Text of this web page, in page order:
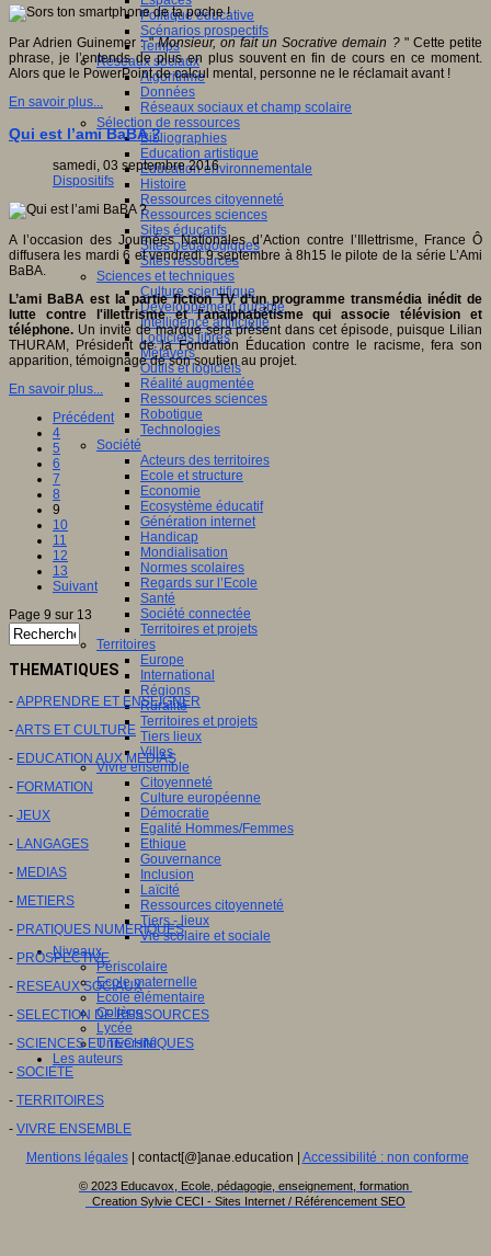
Politique éducative
Scénarios prospectifs
Temps
Réseaux sociaux
Algorithme
Données
Réseaux sociaux et champ scolaire
Sélection de ressources
Bibliographies
Education artistique
Education environnementale
Histoire
Ressources citoyenneté
Ressources sciences
Sites éducatifs
Sites pédagogiques
Sites ressources
Sciences et techniques
Culture scientifique
Développement durable
Intelligence artificielle
Logiciels libres
Métavers
Outils et logiciels
Réalité augmentée
Ressources sciences
Robotique
Technologies
Société
Acteurs des territoires
Ecole et structure
Economie
Ecosystème éducatif
Génération internet
Handicap
Mondialisation
Normes scolaires
Regards sur l’Ecole
Santé
Société connectée
Territoires et projets
Territoires
Europe
International
Régions
Ruralité
Territoires et projets
Tiers lieux
Villes
Vivre ensemble
Citoyenneté
Culture européenne
Démocratie
Egalité Hommes/Femmes
Ethique
Gouvernance
Inclusion
Laïcité
Ressources citoyenneté
Tiers - lieux
Vie scolaire et sociale
Niveaux
Périscolaire
Ecole maternelle
Ecole élémentaire
Collège
Lycée
Université
Les auteurs
Par Adrien Guinemer : "Monsieur, on fait un Socrative demain ?" Cette petite
phrase, je l’entends de plus en plus souvent en fin de cours en ce moment.
Alors que le PowerPoint de calcul mental, personne ne le réclamait avant !
En savoir plus...
Qui est l’ami BaBA ?
samedi, 03 septembre 2016
Dispositifs
A l’occasion des Journées Nationales d’Action contre l’Illettrisme, France Ô
diffusera les mardi 6 et vendredi 9 septembre à 8h15 le pilote de la série L’Ami
BaBA.
L’ami BaBA est la partie fiction TV d’un programme transmédia inédit de
lutte contre l'illettrisme et l'analphabétisme qui associe télévision et
téléphone. Un invité de marque sera présent dans cet épisode, puisque Lilian
THURAM, Président de la Fondation Éducation contre le racisme, fera son
apparition, témoignage de son soutien au projet.
En savoir plus...
Précédent
4
5
6
7
8
9
10
11
12
13
Suivant
Page 9 sur 13
THEMATIQUES
- APPRENDRE ET ENSEIGNER
-ARTS ET CULTURE
- EDUCATION AUX MEDIAS
- FORMATION
- JEUX
- LANGAGES
- MEDIAS
- METIERS
- PRATIQUES NUMERIQUES
- PROSPECTIVE
- RESEAUX SOCIAUX
- SELECTION DE RESSOURCES
- SCIENCES ET TECHNIQUES
- SOCIETE
- TERRITOIRES
- VIVRE ENSEMBLE
Mentions légales| contact[@]anae.education | Accessibilité : non conforme
© 2023 Educavox, Ecole, pédagogie, enseignement, formation
Creation Sylvie CECI - Sites Internet / Référencement SEO